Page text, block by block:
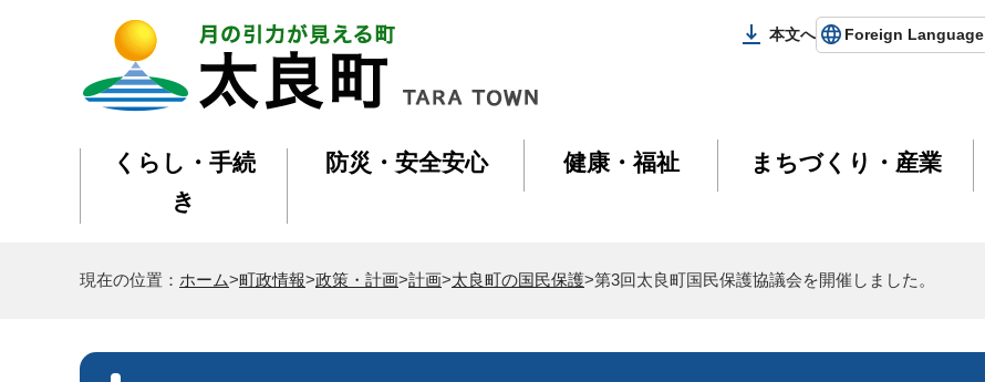
本文へ Foreign Language
くらし・手続
き
防災・安全安心 健康・福祉 まちづくり・産業
現在の位置： ホーム>町政情報>政策・計画>計画>太良町の国民保護>第3回太良町国民保護協議会を開催しました。